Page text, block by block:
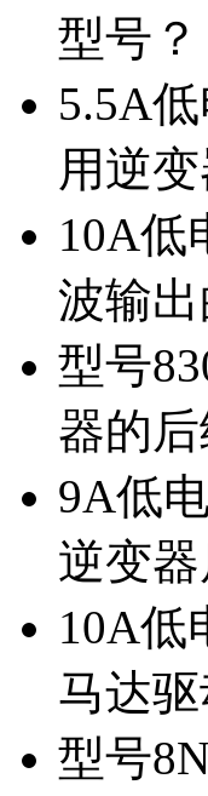
型号？
5.5A
用逆变
10A低
波输出
型号
器的后
9A低
逆变器
10A低
马达驱
型号